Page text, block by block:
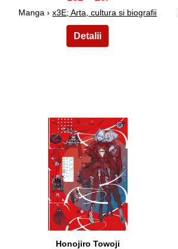
Manga ›x3E; Arta, cultura si biografii
11
Honojiro Towoji